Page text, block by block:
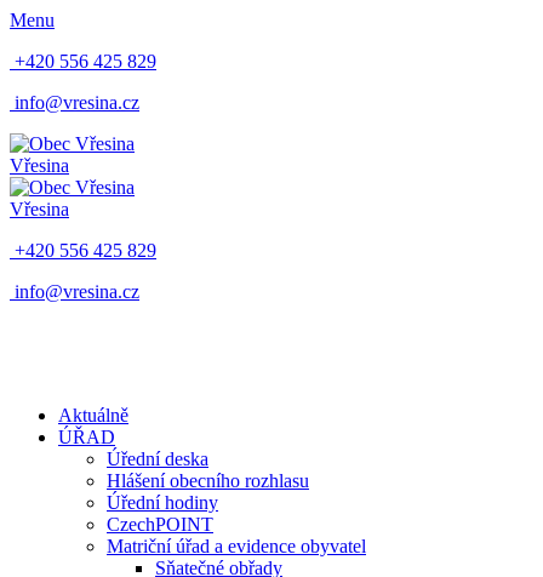
Menu
+420 556 425 829
info@vresina.cz
Vřesina
Vřesina
+420 556 425 829
info@vresina.cz
Aktuálně
ÚŘAD
Úřední deska
Hlášení obecního rozhlasu
Úřední hodiny
CzechPOINT
Matriční úřad a evidence obyvatel
Sňatečné obřady